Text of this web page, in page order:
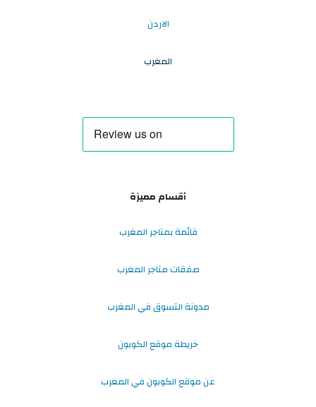
الاردن
المغرب
أقسام مميزة
قائمة بمتاجر المغرب
صفقات متاجر المغرب
مدونة التسوق في المغرب
خريطة موقع الكوبون
عن موقع الكوبون في المغرب